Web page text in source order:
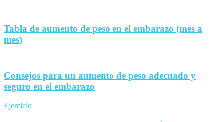
Tabla de aumento de peso en el embarazo (mes a
mes)
Consejos para un aumento de peso adecuado y
seguro en el embarazo
Ejercicio